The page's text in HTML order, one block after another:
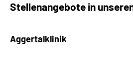
Stellenangebote in
Aggertalklinik